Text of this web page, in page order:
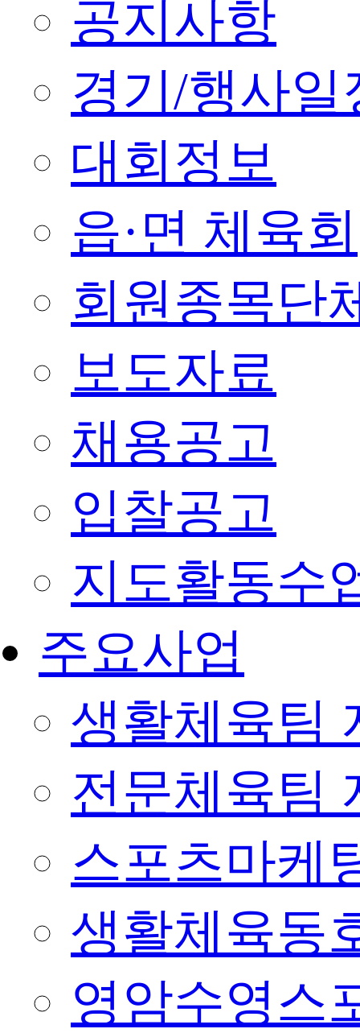
공지사항
경기/행사일
대회정보
읍·면 체육회
회원종목단
보도자료
채용공고
입찰공고
지도활동수
주요사업
생활체육팀
전문체육팀
스포츠마케
생활체육동
영암수영스